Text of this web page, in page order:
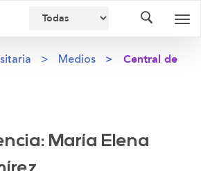
Medios
Central de
María Elena